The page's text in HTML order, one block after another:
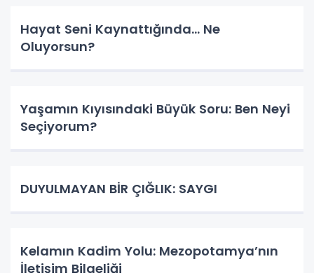
Hayat Seni Kaynattığında… Ne
Oluyorsun?
Yaşamın Kıyısındaki Büyük Soru: Ben Neyi
Seçiyorum?
DUYULMAYAN BİR ÇIĞLIK: SAYGI
Kelamın Kadim Yolu: Mezopotamya’nın
İletişim Bilgeliği